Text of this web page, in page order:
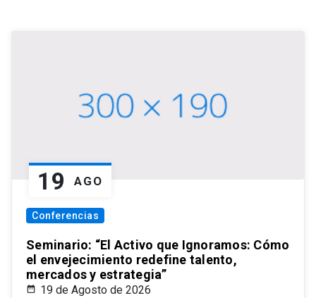
19 AGO
Conferencias
Seminario: “El Activo que Ignoramos: Cómo
el envejecimiento redefine talento,
mercados y estrategia”
19 de Agosto de 2026